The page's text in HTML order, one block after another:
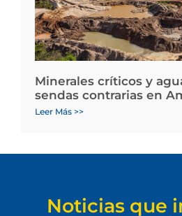
Minerales críticos y
sendas contrarias en
Leer Más >>
Noticias que